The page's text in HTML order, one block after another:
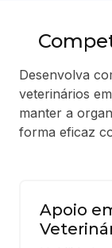
Desenvolva
veterinários
manter a
forma eficaz
Apoio